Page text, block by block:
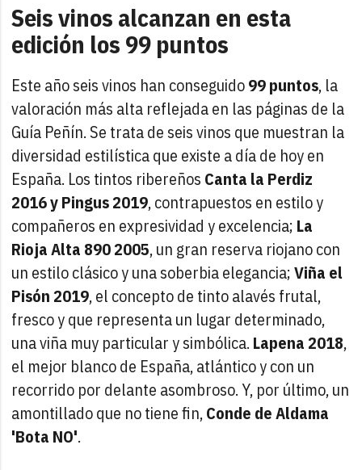
Seis vinos alcanzan en esta
edición los 99 puntos
Este año seis vinos han conseguido99 puntos, la
valoración más alta reflejada en las páginas de la
Guía Peñín. Se trata de seis vinos que muestran la
diversidad estilística que existe a día de hoy en
España. Los tintos ribereños Canta la Perdiz
2016 y Pingus 2019, contrapuestos en estilo y
compañeros en expresividad y excelencia; La
Rioja Alta 890 2005, un gran reserva riojano con
un estilo clásico y una soberbia elegancia;Viña el
Pisón 2019, el concepto de tinto alavés frutal,
fresco y que representa un lugar determinado,
una viña muy particular y simbólica. Lapena 2018,
el mejor blanco de España, atlántico y con un
recorrido por delante asombroso. Y, por último, un
amontillado que no tiene fin,Conde de Aldama
'Bota NO'.